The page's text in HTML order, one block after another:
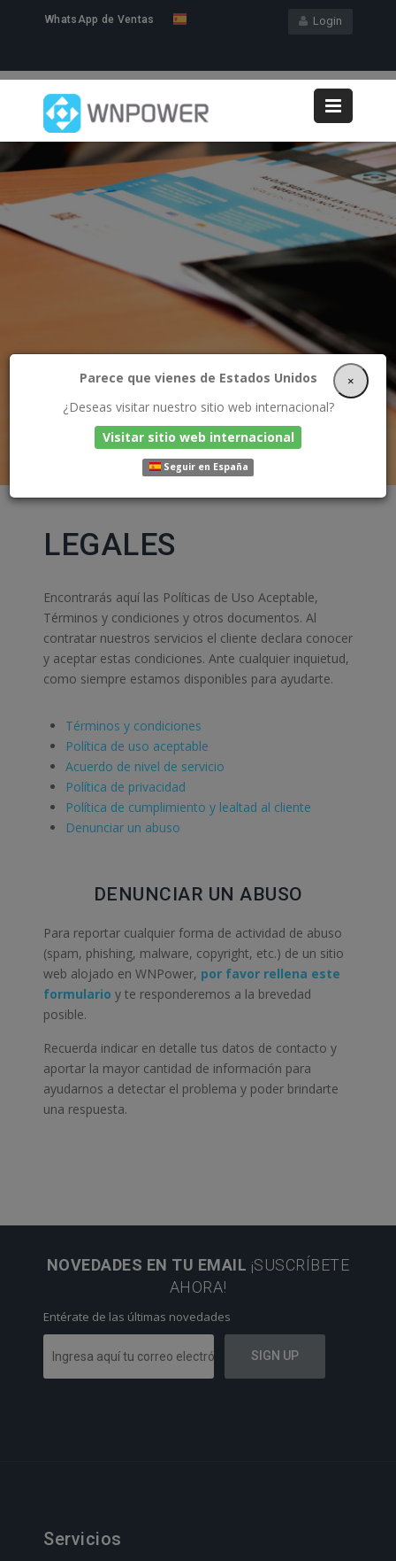
Login
WhatsApp de Ventas
LEGALES
Encontrarás aquí las Políticas de Uso Aceptable,
Términos y condiciones y otros documentos. Al
contratar nuestros servicios el cliente declara conocer
y aceptar estas condiciones. Ante cualquier inquietud,
como siempre estamos disponibles para ayudarte.
Términos y condiciones
Política de uso aceptable
Acuerdo de nivel de servicio
Política de privacidad
Política de cumplimiento y lealtad al cliente
Denunciar un abuso
DENUNCIAR UN ABUSO
Para reportar cualquier forma de actividad de abuso
(spam, phishing, malware, copyright, etc.) de un sitio
web alojado en WNPower, por favor rellena este
formulario y te responderemos a la brevedad
posible.
Recuerda indicar en detalle tus datos de contacto y
aportar la mayor cantidad de información para
ayudarnos a detectar el problema y poder brindarte
una respuesta.
NOVEDADES EN TU EMAIL ¡SUSCRÍBETE
AHORA!
Entérate de las últimas novedades
Servicios
Parece que vienes de Estados Unidos
¿Deseas visitar nuestro sitio web internacional?
Visitar sitio web internacional
Seguir en España
×